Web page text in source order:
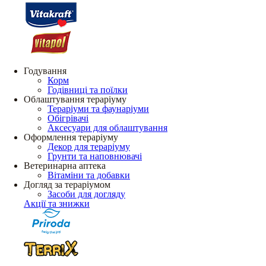
Годування
Корм
Годівниці та поїлки
Облаштування тераріуму
Тераріуми та фаунаріуми
Обігрівачі
Аксесуари для облаштування
Оформлення тераріуму
Декор для тераріуму
Грунти та наповнювачі
Ветеринарна аптека
Вітаміни та добавки
Догляд за тераріумом
Засоби для догляду
Акції та знижки